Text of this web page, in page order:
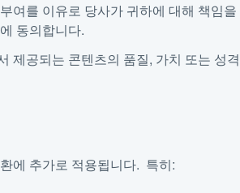
여를 이유로 당사가 귀하에 대해 책임
동의합니다.
제공되는 콘텐츠의 품질, 가치 또는 성
에 추가로 적용됩니다. 특히: